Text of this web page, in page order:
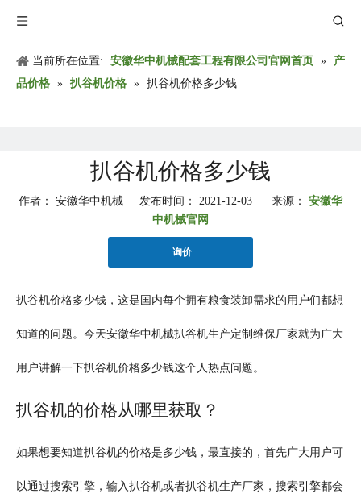
当前所在位置: 安徽华中机械配套工程有限公司官网首页 »
产
品价格 » 扒谷机价格 » 扒谷机价格多少钱
扒谷机价格多少钱
作者： 安徽华中机械 发布时间： 2021-12-03 来源： 安徽华
中机械官网
询价
扒谷机价格多少钱，这是国内每个拥有粮食装卸需求的用户们都想
知道的问题。今天安徽华中机械扒谷机生产定制维保厂家就为广大
用户讲解一下扒谷机价格多少钱这个人热点问题。
扒谷机的价格从哪里获取？
如果想要知道扒谷机的价格是多少钱，最直接的，首先广大用户可
以通过搜索引擎，输入扒谷机或者扒谷机生产厂家，搜索引擎都会